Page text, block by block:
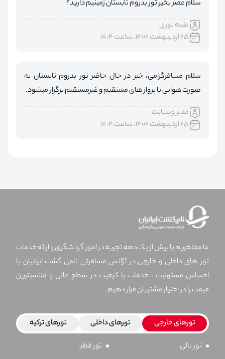
سلام عصر بخیر تور بدروم تابستان زمینیم دارید؟
طیبه نوری
۲۵ اردیبهشت ۱۴۰۲، ساعت ۱۸:۴
سلام مسافرگرامی، خیر در حال حاضر تور بدروم تابستان به
صورت هوایی با پرواز های مستقیم و غیرمستقیم برگزار میشود.
مدیر وبسایت
۲۵ اردیبهشت ۱۴۰۲، ساعت ۱۸:۴
ما مفتخریم با بیش از یک دهه تجربه در امور گردشگری و ارائه خدمات
تور های داخلی و خارجی در آژانس مسافرتی نامی گشت ایرانیان با
احساس مسئولیت ، خدمات با کیفیت در سطح عالی و مناسبترین
قیمت را در اختیار مشتریان قرار دهیم.
تورهای خارجی تورهای داخلی
تورهای ترکیه
تور بالی
تور قطر